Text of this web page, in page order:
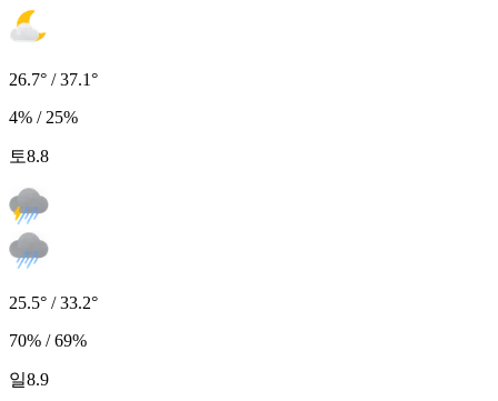
26.7° / 37.1°
4% / 25%
토8.8
25.5° / 33.2°
70% / 69%
일8.9